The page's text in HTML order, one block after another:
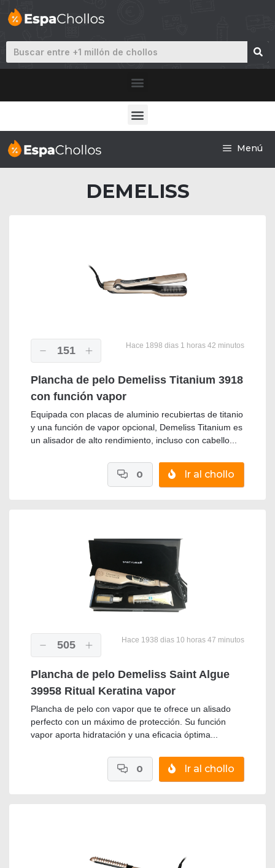
Menú
DEMELISS
151 Hace 1898 dias 1 horas 42 minutos
Plancha de pelo Demeliss Titanium 3918
con función vapor
Equipada con placas de aluminio recubiertas de titanio
y una función de vapor opcional, Demeliss Titanium es
un alisador de alto rendimiento, incluso con cabello...
Ir al chollo
0
505 Hace 1938 dias 10 horas 47 minutos
Plancha de pelo Demeliss Saint Algue
39958 Ritual Keratina vapor
Plancha de pelo con vapor que te ofrece un alisado
perfecto con un máximo de protección. Su función
vapor aporta hidratación y una eficacia óptima...
Ir al chollo
0